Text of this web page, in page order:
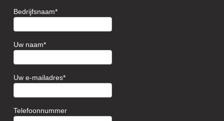
Bedrijfsnaam
Uw naam
Uw e-mailadres
Telefoonnummer